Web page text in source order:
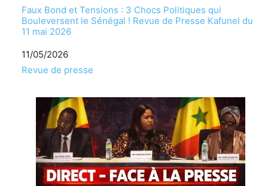
Faux Bond et Tensions : 3 Chocs Politiques qui
Bouleversent le Sénégal ! Revue de Presse Kafunel du
11 mai 2026
Date
11/05/2026
Par rapport à
Revue de presse